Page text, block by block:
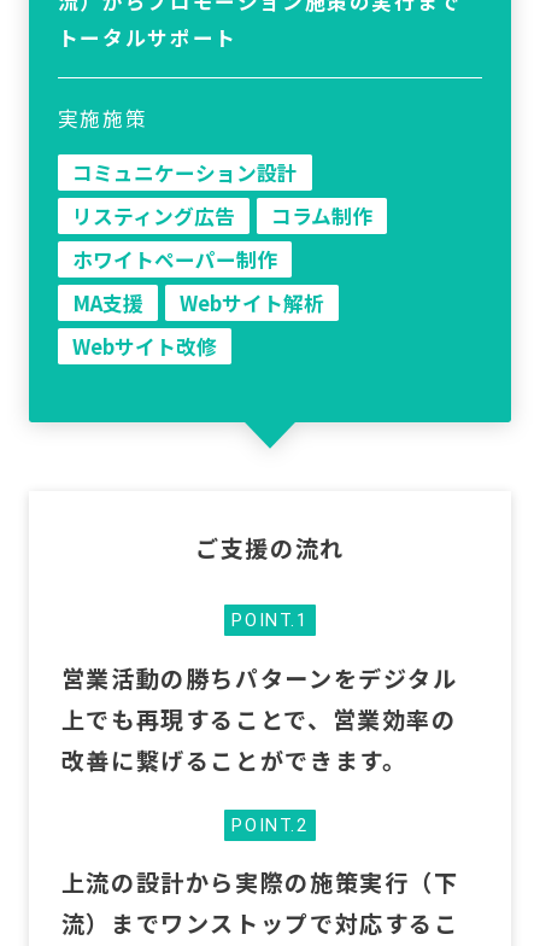
トータルサポート
実施施策
コミュニケーション設計
リスティング広告
コラム制作
ホワイトペーパー制作
MA支援
Webサイト解析
Webサイト改修
ご支援の流れ
POINT.1
営業活動の勝ちパターンをデジタル
上でも再現することで、営業効率の
改善に繋げることができます。
POINT.2
上流の設計から実際の施策実行（下
流）までワンストップで対応するこ